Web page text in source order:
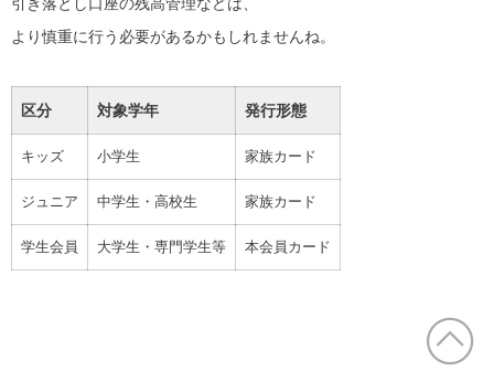
より慎重に行う必要があるかもしれませんね。
区分 対象学年 発行形態
キッズ 小学生 家族カード
ジュニア 中学生・高校生 家族カード
学生会員 大学生・専門学生等 本会員カード